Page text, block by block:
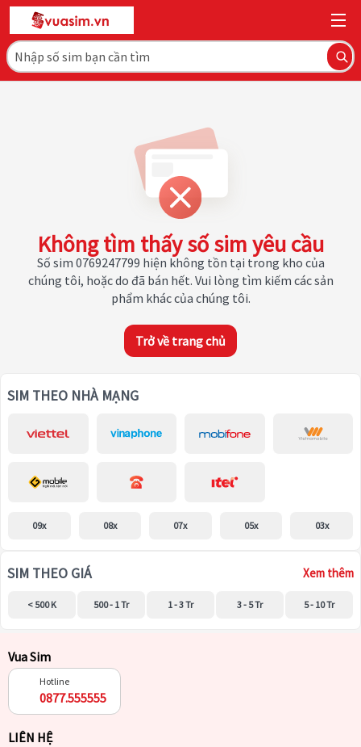
Không tìm thấy số sim yêu cầu
Số sim 0769247799 hiện không tồn tại trong kho của
chúng tôi, hoặc do đã bán hết. Vui lòng tìm kiếm các sản
phẩm khác của chúng tôi.
Trở về trang chủ
SIM THEO NHÀ MẠNG
09x 08x 07x 05x 03x
SIM THEO GIÁ Xem thêm
< 500 K 500 - 1 Tr 1 - 3 Tr 3 - 5 Tr 5 - 10 Tr
Vua Sim
Hotline
0877.555555
LIÊN HỆ